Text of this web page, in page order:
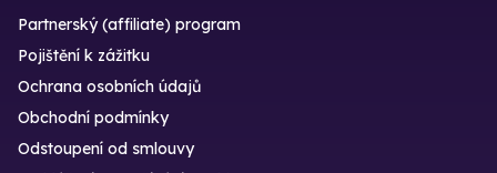
Partnerský (affiliate) program
Pojištění k zážitku
Ochrana osobních údajů
Obchodní podmínky
Odstoupení od smlouvy